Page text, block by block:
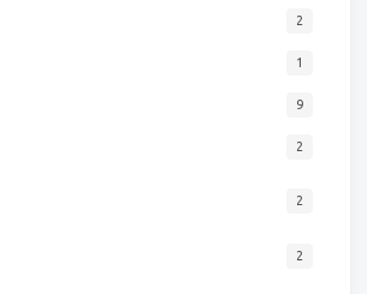
2
1
9
2
2
2